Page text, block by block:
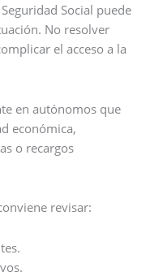
Social puede
No resolver
el acceso a la
en autónomos que
económica,
o recargos
revisar: